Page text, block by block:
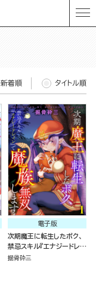
新着順 タイトル順
電子版
次期魔王に転生したボク、
禁忌スキル『エナジードレイ
ン』で魔族無双します（分冊
掘骨砕三